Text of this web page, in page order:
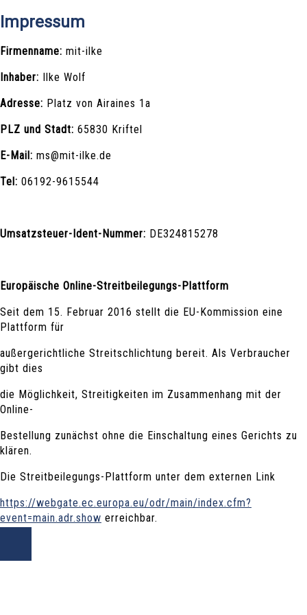
Impressum
Firmenname: mit-ilke
Inhaber: Ilke Wolf
Adresse: Platz von Airaines 1a
PLZ und Stadt: 65830 Kriftel
E-Mail: ms@mit-ilke.de
Tel: 06192-9615544
Umsatzsteuer-Ident-Nummer: DE324815278
Europäische Online-Streitbeilegungs-Plattform
Seit dem 15. Februar 2016 stellt die EU-Kommission eine
Plattform für
außergerichtliche Streitschlichtung bereit. Als Verbraucher
gibt dies
die Möglichkeit, Streitigkeiten im Zusammenhang mit der
Online-
Bestellung zunächst ohne die Einschaltung eines Gerichts zu
klären.
Die Streitbeilegungs-Plattform unter dem externen Link
https://webgate.ec.europa.eu/odr/main/index.cfm?
event=main.adr.show erreichbar.